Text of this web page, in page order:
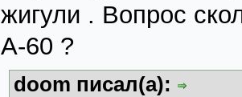
жигули . Вопрос
А-60 ?
doom писал(а):